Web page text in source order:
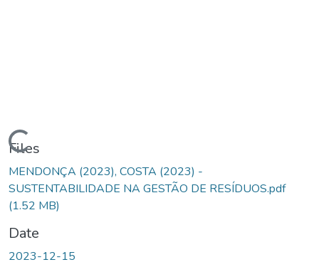
Loading...
Files
MENDONÇA (2023), COSTA (2023) -
SUSTENTABILIDADE NA GESTÃO DE RESÍDUOS.pdf
(1.52 MB)
Date
2023-12-15